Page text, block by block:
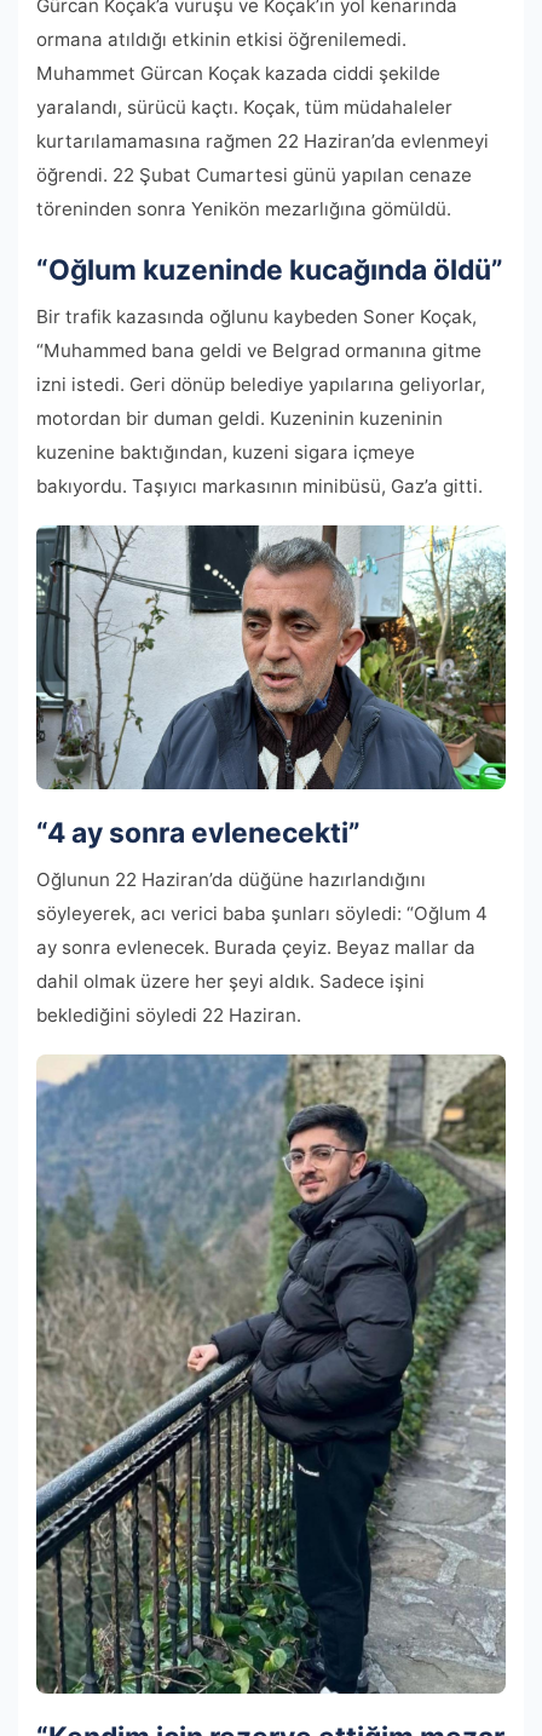
Gürcan Koçak’a vuruşu ve Koçak’ın yol kenarında
ormana atıldığı etkinin etkisi öğrenilemedi.
Muhammet Gürcan Koçak kazada ciddi şekilde
yaralandı, sürücü kaçtı. Koçak, tüm müdahaleler
kurtarılamamasına rağmen 22 Haziran’da evlenmeyi
öğrendi. 22 Şubat Cumartesi günü yapılan cenaze
töreninden sonra Yenikön mezarlığına gömüldü.
“Oğlum kuzeninde kucağında öldü”
Bir trafik kazasında oğlunu kaybeden Soner Koçak,
“Muhammed bana geldi ve Belgrad ormanına gitme
izni istedi. Geri dönüp belediye yapılarına geliyorlar,
motordan bir duman geldi. Kuzeninin kuzeninin
kuzenine baktığından, kuzeni sigara içmeye
bakıyordu. Taşıyıcı markasının minibüsü, Gaz’a gitti.
“4 ay sonra evlenecekti”
Oğlunun 22 Haziran’da düğüne hazırlandığını
söyleyerek, acı verici baba şunları söyledi: “Oğlum 4
ay sonra evlenecek. Burada çeyiz. Beyaz mallar da
dahil olmak üzere her şeyi aldık. Sadece işini
beklediğini söyledi 22 Haziran.